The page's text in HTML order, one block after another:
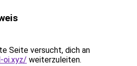
Seite versucht, dich an
oi.xyz/ weiterzuleiten.